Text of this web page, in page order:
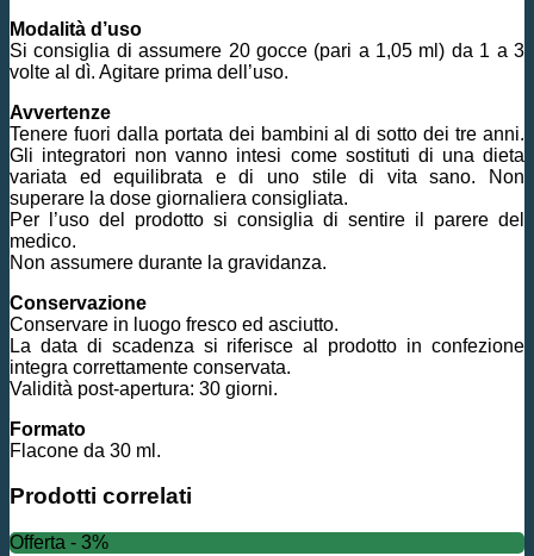
Modalità d’uso
Si consiglia di assumere 20 gocce (pari a 1,05 ml) da 1 a 3
volte al dì. Agitare prima dell’uso.
Avvertenze
Tenere fuori dalla portata dei bambini al di sotto dei tre anni.
Gli integratori non vanno intesi come sostituti di una dieta
variata ed equilibrata e di uno stile di vita sano. Non
superare la dose giornaliera consigliata.
Per l’uso del prodotto si consiglia di sentire il parere del
medico.
Non assumere durante la gravidanza.
Conservazione
Conservare in luogo fresco ed asciutto.
La data di scadenza si riferisce al prodotto in confezione
integra correttamente conservata.
Validità post-apertura: 30 giorni.
Formato
Flacone da 30 ml.
Prodotti correlati
Offerta - 3%